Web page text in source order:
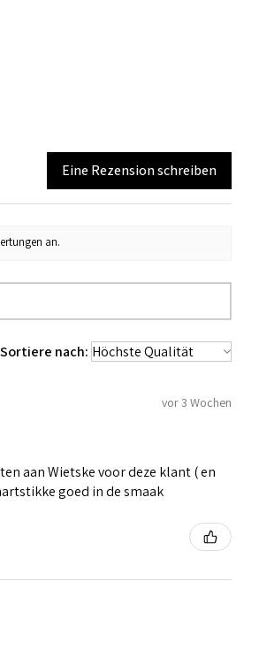
Eine Rezension schreiben
an.
Sortiere nach:
vor 3 Wochen
aan Wietske voor deze klant ( en
goed in de smaak